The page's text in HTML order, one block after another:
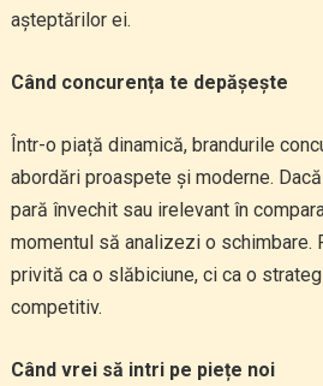
așteptărilor ei.
Când concurența te depășește
Într-o piață dinamică, brandurile
abordări proaspete și moderne.
pară învechit sau irelevant în
momentul să analizezi o schimbare.
privită ca o slăbiciune, ci ca o
competitiv.
Când vrei să intri pe piețe noi